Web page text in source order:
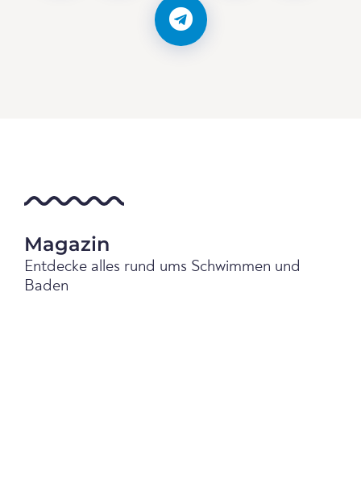
Magazin
Entdecke alles rund ums Schwimmen und
Baden